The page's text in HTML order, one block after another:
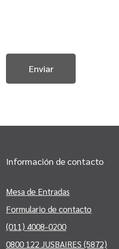
Información de contacto
Mesa de Entradas
Formulario de contacto
(011) 4008-0200
0800 122 JUSBAIRES (5872)